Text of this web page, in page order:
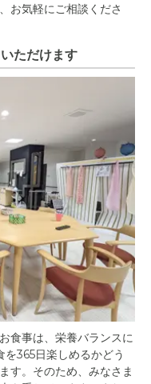
お気軽にご相談くださ
ただけます
食事は、栄養バランスに
365日楽しめるかどう
す。そのため、みなさま